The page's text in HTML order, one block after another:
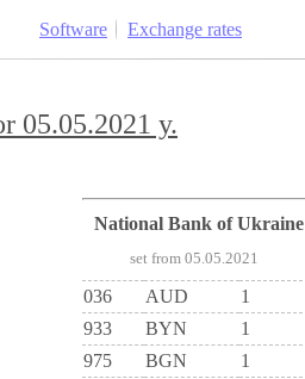
Software Exchange rates
05.05.2021 y.
National Bank of Ukraine
set from 05.05.2021
036 AUD 1
933
BYN 1
975
BGN 1